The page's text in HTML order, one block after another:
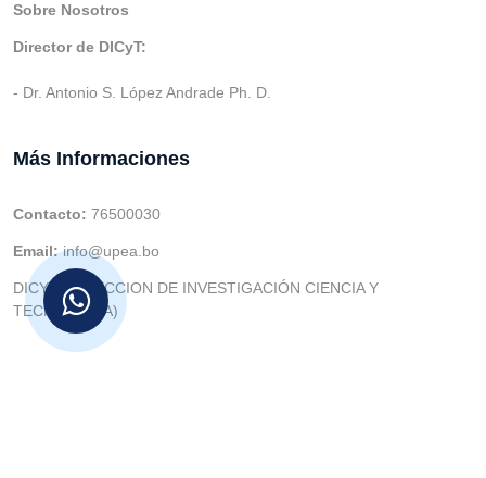
Sobre Nosotros
Director de DICyT:
- Dr. Antonio S. López Andrade Ph. D.
Más Informaciones
Contacto: 76500030
Email:info@upea.bo
DICYT (DIRECCION DE INVESTIGACIÓN CIENCIA Y
TECNOLOGIA)